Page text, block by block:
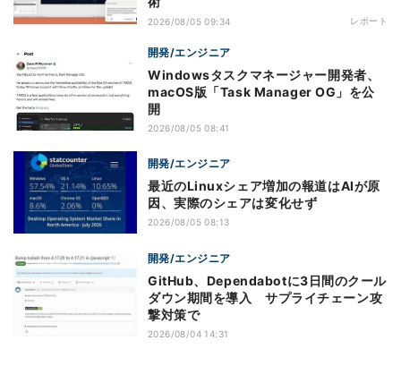
2026/08/05 09:34 レポート
開発/エンジニア
Windowsタスクマネージャー開発者、
macOS版「Task Manager OG」を公
開
2026/08/05 08:41
開発/エンジニア
最近のLinuxシェア増加の報道はAIが原
因、実際のシェアは変化せず
2026/08/05 08:13
開発/エンジニア
GitHub、Dependabotに3日間のクール
ダウン期間を導入 サプライチェーン攻
撃対策で
2026/08/04 14:31